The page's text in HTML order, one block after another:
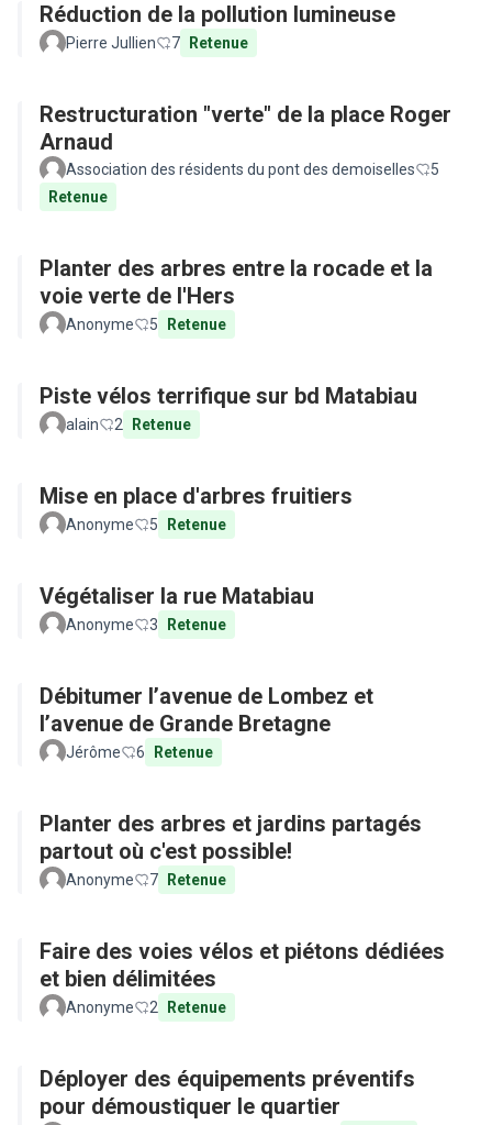
Réduction de la pollution lumineuse
Pierre Jullien 7 Retenue
Restructuration "verte" de la place Roger
Arnaud
Association des résidents du pont des demoiselles
5
Retenue
Planter des arbres entre la rocade et la
voie verte de l'Hers
Anonyme 5 Retenue
Piste vélos terrifique sur bd Matabiau
alain 2 Retenue
Mise en place d'arbres fruitiers
Anonyme 5 Retenue
Végétaliser la rue Matabiau
Anonyme 3 Retenue
Débitumer l’avenue de Lombez et
l’avenue de Grande Bretagne
Jérôme 6 Retenue
Planter des arbres et jardins partagés
partout où c'est possible!
Anonyme 7 Retenue
Faire des voies vélos et piétons dédiées
et bien délimitées
Anonyme 2 Retenue
Déployer des équipements préventifs
pour démoustiquer le quartier